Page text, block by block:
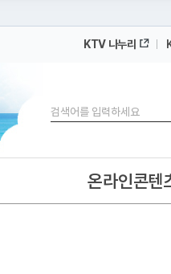
KTV 나누리
검색
온라인콘텐